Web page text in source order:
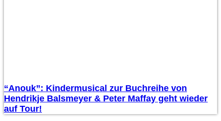
“Anouk”: Kindermusical zur Buchreihe von
Hendrikje Balsmeyer & Peter Maffay geht wieder
auf Tour!